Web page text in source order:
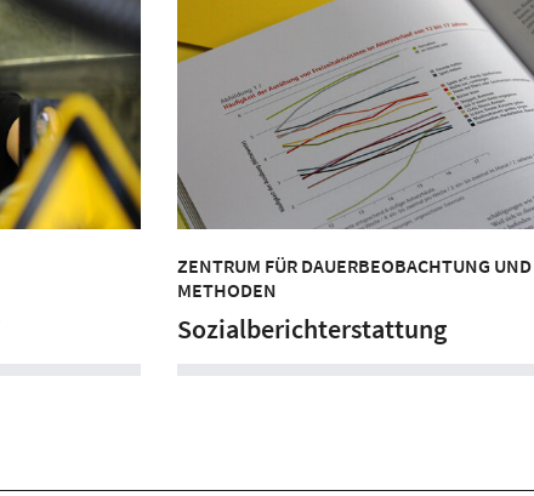
ZENTRUM FÜR DAUERBEOBACHTUNG UND
METHODEN
Sozialberichterstattung